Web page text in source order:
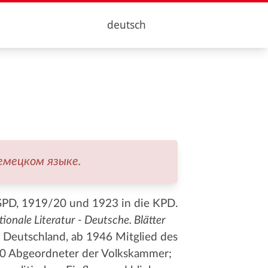
deutsch
языке.
1919/20 und 1923 in die KPD.
Literatur - Deutsche. Blätter
ab 1946 Mitglied des
Abgeordneter der Volkskammer;